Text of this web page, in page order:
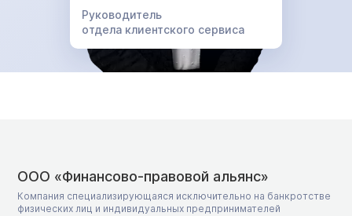
Руководитель
отдела клиентского сервиса
ООО «Финансово-правовой альянс»
Компания специализирующаяся исключительно на банкротстве
физических лиц и индивидуальных предпринимателей